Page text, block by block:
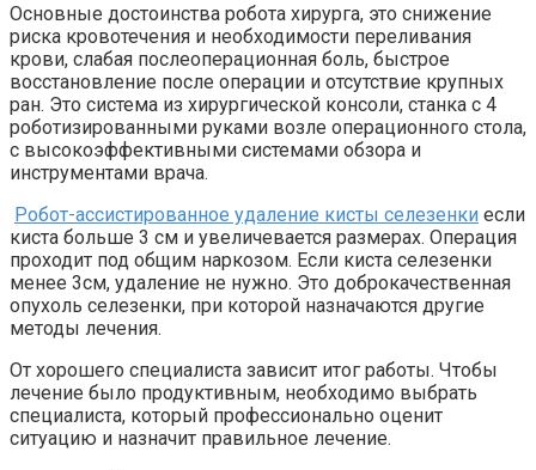
Основные достоинства робота хирурга, это снижение
риска кровотечения и необходимости переливания
крови, слабая послеоперационная боль, быстрое
восстановление после операции и отсутствие крупных
ран. Это система из хирургической консоли, станка с 4
роботизированными руками возле операционного стола,
с высокоэффективными системами обзора и
инструментами врача.
Робот-ассистированное удаление кисты селезенки если
киста больше 3 см и увеличевается размерах. Операция
проходит под общим наркозом. Если киста селезенки
менее 3см, удаление не нужно. Это доброкачественная
опухоль селезенки, при которой назначаются другие
методы лечения.
От хорошего специалиста зависит итог работы. Чтобы
лечение было продуктивным, необходимо выбрать
специалиста, который профессионально оценит
ситуацию и назначит правильное лечение.